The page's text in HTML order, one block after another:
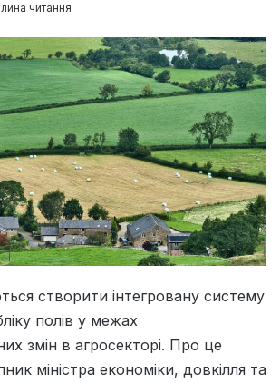
читання
створити інтегровану систему
полів у межах
змін в агросекторі. Про це
міністра економіки, довкілля та